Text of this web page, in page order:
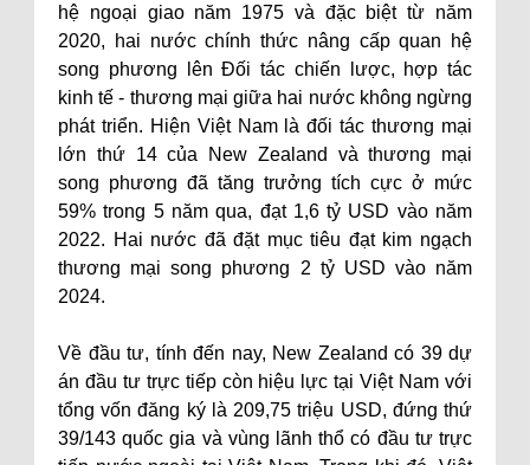
hệ ngoại giao năm 1975 và đặc biệt từ năm
2020, hai nước chính thức nâng cấp quan hệ
song phương lên Đối tác chiến lược, hợp tác
kinh tế - thương mại giữa hai nước không ngừng
phát triển. Hiện Việt Nam là đối tác thương mại
lớn thứ 14 của New Zealand và thương mại
song phương đã tăng trưởng tích cực ở mức
59% trong 5 năm qua, đạt 1,6 tỷ USD vào năm
2022. Hai nước đã đặt mục tiêu đạt kim ngạch
thương mại song phương 2 tỷ USD vào năm
2024.
Về đầu tư, tính đến nay, New Zealand có 39 dự
án đầu tư trực tiếp còn hiệu lực tại Việt Nam với
tổng vốn đăng ký là 209,75 triệu USD, đứng thứ
39/143 quốc gia và vùng lãnh thổ có đầu tư trực